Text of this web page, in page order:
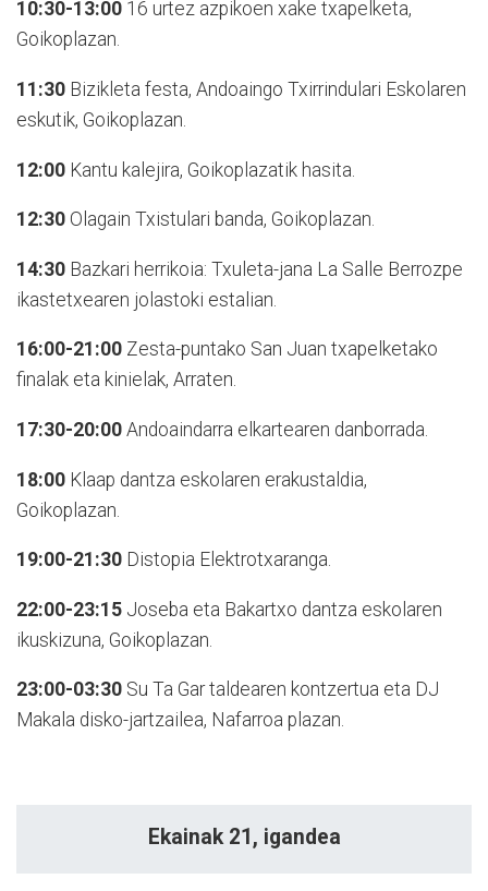
10:30-13:00 16 urtez azpikoen xake txapelketa,
Goikoplazan.
11:30 Bizikleta festa, Andoaingo Txirrindulari Eskolaren
eskutik, Goikoplazan.
12:00 Kantu kalejira, Goikoplazatik hasita.
12:30 Olagain Txistulari banda, Goikoplazan.
14:30 Bazkari herrikoia: Txuleta-jana La Salle Berrozpe
ikastetxearen jolastoki estalian.
16:00-21:00 Zesta-puntako San Juan txapelketako
finalak eta kinielak, Arraten.
17:30-20:00 Andoaindarra elkartearen danborrada.
18:00 Klaap dantza eskolaren erakustaldia,
Goikoplazan.
19:00-21:30 Distopia Elektrotxaranga.
22:00-23:15 Joseba eta Bakartxo dantza eskolaren
ikuskizuna, Goikoplazan.
23:00-03:30 Su Ta Gar taldearen kontzertua eta DJ
Makala disko-jartzailea, Nafarroa plazan.
Ekainak 21, igandea